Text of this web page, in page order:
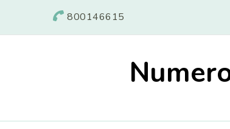
800146615